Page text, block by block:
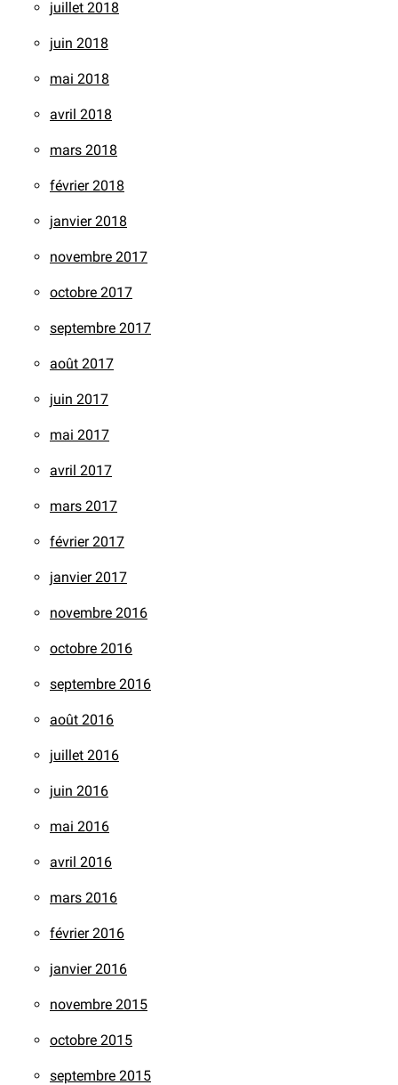
juillet 2018
juin 2018
mai 2018
avril 2018
mars 2018
février 2018
janvier 2018
novembre 2017
octobre 2017
septembre 2017
août 2017
juin 2017
mai 2017
avril 2017
mars 2017
février 2017
janvier 2017
novembre 2016
octobre 2016
septembre 2016
août 2016
juillet 2016
juin 2016
mai 2016
avril 2016
mars 2016
février 2016
janvier 2016
novembre 2015
octobre 2015
septembre 2015